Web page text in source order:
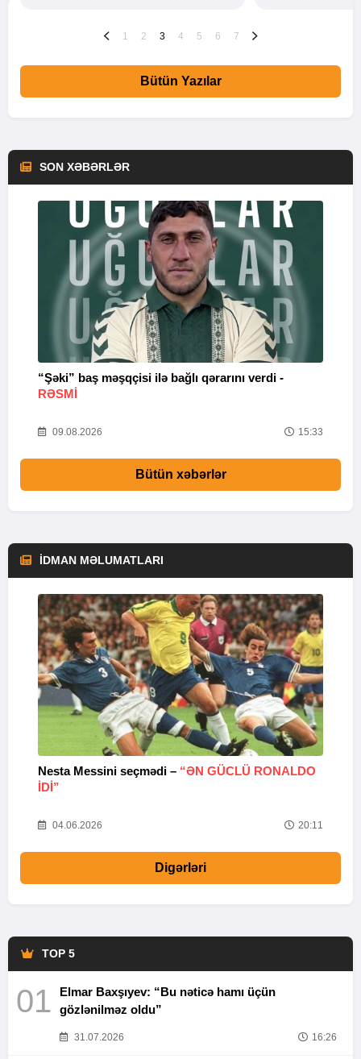
1 2 3 4 5 6 7
Bütün Yazılar
SON XƏBƏRLƏR
“Şəki” baş məşqçisi ilə bağlı qərarını verdi -
RƏSMİ
09.08.2026 15:33
Bütün xəbərlər
İDMAN MƏLUMATLARI
Nesta Messini seçmədi – “ƏN GÜCLÜ RONALDO
IDI”
04.06.2026 20:11
Digərləri
TOP 5
01
Elmar Baxşıyev: “Bu nəticə hamı üçün
gözlənilməz oldu”
31.07.2026 16:26